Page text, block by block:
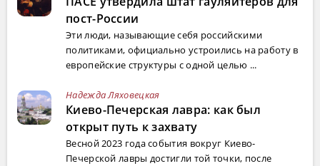
пост-России
Эти люди, называющие себя российскими
политиками, официально устроились на работу в
европейские структуры с одной целью ...
Надежда Ляховецкая
Киево-Печерская лавра: как был
открыт путь к захвату
Весной 2023 года события вокруг Киево-
Печерской лавры достигли той точки, после